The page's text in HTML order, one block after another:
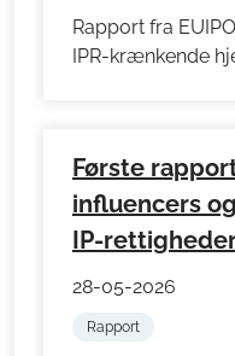
Rapport fra
IPR-krænkende
Første
influencers
IP-
28-05-2026
Rapport